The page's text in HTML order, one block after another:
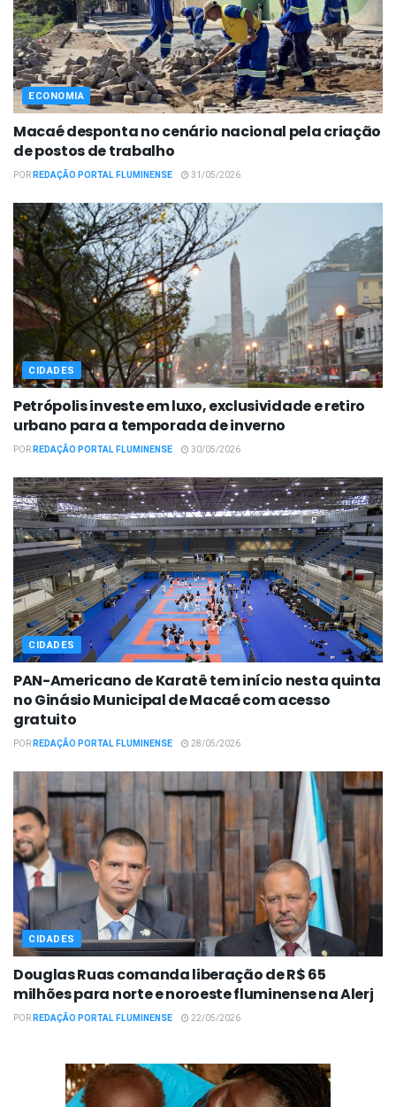
ECONOMIA
Macaé desponta no cenário nacional pela criação
de postos de trabalho
PORREDAÇÃO PORTAL FLUMINENSE 31/05/2026
CIDADES
Petrópolis investe em luxo, exclusividade e retiro
urbano para a temporada de inverno
PORREDAÇÃO PORTAL FLUMINENSE 30/05/2026
CIDADES
PAN-Americano de Karatê tem início nesta quinta
no Ginásio Municipal de Macaé com acesso
gratuito
PORREDAÇÃO PORTAL FLUMINENSE 28/05/2026
CIDADES
Douglas Ruas comanda liberação de R$ 65
milhões para norte e noroeste fluminense na Alerj
PORREDAÇÃO PORTAL FLUMINENSE 22/05/2026